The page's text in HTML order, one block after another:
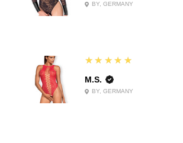
BY, GERMANY
5
★★★★★
M.S.
BY, GERMANY